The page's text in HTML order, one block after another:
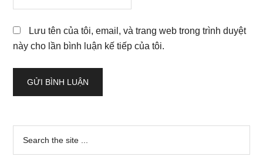
Lưu tên của tôi, email, và trang web trong trình duyệt
này cho lần bình luận kế tiếp của tôi.
Sidebar
chính